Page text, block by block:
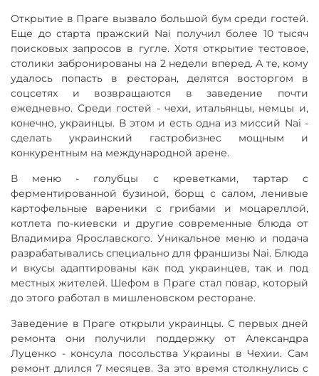
Открытие в Праге вызвало большой бум среди гостей.
Еще до старта пражский Nai получил более 10 тысяч
поисковых запросов в гугле. Хотя открытие тестовое,
столики забронированы на 2 недели вперед. А те, кому
удалось попасть в ресторан, делятся восторгом в
соцсетях и возвращаются в заведение почти
ежедневно. Среди гостей - чехи, итальянцы, немцы и,
конечно, украинцы. В этом и есть одна из миссий Nai -
сделать украинский гастробизнес мощным и
конкурентным на международной арене.
В меню - голубцы с креветками, тартар с
ферментированной бузиной, борщ с салом, ленивые
картофельные вареники с грибами и моцареллой,
котлета по-киевски и другие современные блюда от
Владимира Ярославского. Уникальное меню и подача
разрабатывались специально для франшизы Nai. Блюда
и вкусы адаптированы как под украинцев, так и под
местных жителей. Шефом в Праге стал повар, который
до этого работал в мишленовском ресторане.
Заведение в Праге открыли украинцы. С первых дней
ремонта они получили поддержку от Александра
Луценко - консула посольства Украины в Чехии. Сам
ремонт длился 7 месяцев. За это время столкнулись с